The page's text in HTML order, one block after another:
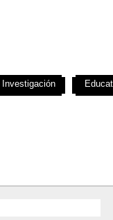
Investigación